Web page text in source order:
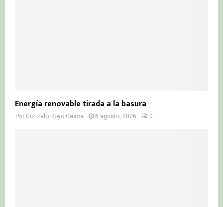
Energía renovable tirada a la basura
Por Gonzalo Royo Gasca 6 agosto, 2026 0